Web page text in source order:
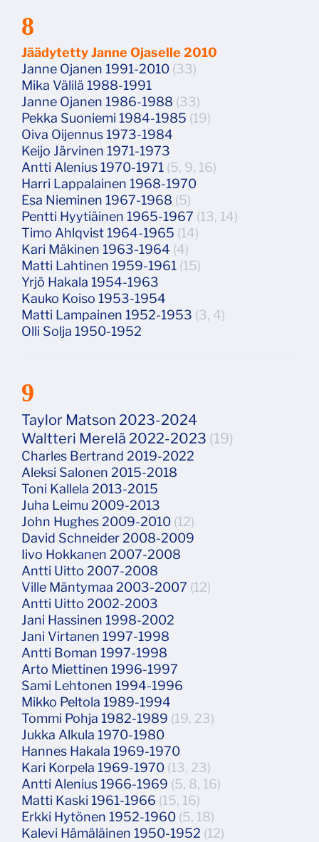
8
Jäädytetty Janne Ojaselle 2010
Janne Ojanen 1991-2010 (33)
Mika Välilä 1988-1991
Janne Ojanen 1986-1988 (33)
Pekka Suoniemi 1984-1985 (19)
Oiva Oijennus 1973-1984
Keijo Järvinen 1971-1973
Antti Alenius 1970-1971 (5, 9, 16)
Harri Lappalainen 1968-1970
Esa Nieminen 1967-1968 (5)
Pentti Hyytiäinen 1965-1967 (13, 14)
Timo Ahlqvist 1964-1965 (14)
Kari Mäkinen 1963-1964 (4)
Matti Lahtinen 1959-1961 (15)
Yrjö Hakala 1954-1963
Kauko Koiso 1953-1954
Matti Lampainen 1952-1953 (3, 4)
Olli Solja 1950-1952
9
Taylor Matson 2023-2024
Waltteri Merelä 2022-2023 (19)
Charles Bertrand 2019-2022
Aleksi Salonen 2015-2018
Toni Kallela 2013-2015
Juha Leimu 2009-2013
John Hughes 2009-2010 (12)
David Schneider 2008-2009
Iivo Hokkanen 2007-2008
Antti Uitto 2007-2008
Ville Mäntymaa 2003-2007 (12)
Antti Uitto 2002-2003
Jani Hassinen 1998-2002
Jani Virtanen 1997-1998
Antti Boman 1997-1998
Arto Miettinen 1996-1997
Sami Lehtonen 1994-1996
Mikko Peltola 1989-1994
Tommi Pohja 1982-1989 (19, 23)
Jukka Alkula 1970-1980
Hannes Hakala 1969-1970
Kari Korpela 1969-1970 (13, 23)
Antti Alenius 1966-1969 (5, 8, 16)
Matti Kaski 1961-1966 (15, 16)
Erkki Hytönen 1952-1960 (5, 18)
Kalevi Hämäläinen 1950-1952 (12)